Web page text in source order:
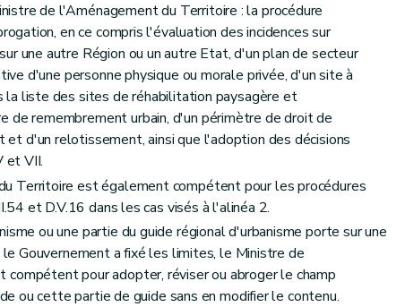
de l'Aménagement du Territoire : la procédure
en ce compris l'évaluation des incidences sur
une autre Région ou un autre Etat, d'un plan de secteur
d'une personne physique ou morale privée, d'un site à
la liste des sites de réhabilitation paysagère et
de remembrement urbain, d'un périmètre de droit de
et d'un relotissement, ainsi que l'adoption des décisions
et VII.
Territoire est également compétent pour les procédures
et D.V.16 dans les cas visés à l'alinéa 2.
ou une partie du guide régional d'urbanisme porte sur une
Gouvernement a fixé les limites, le Ministre de
pour adopter, réviser ou abroger le champ
ou cette partie de guide sans en modifier le contenu.